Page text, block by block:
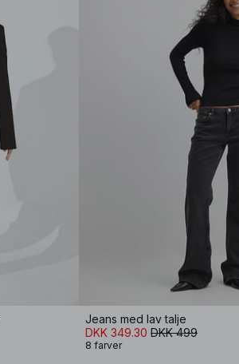
Jeans med lav talje
DKK 349.30 DKK 499
8 farver